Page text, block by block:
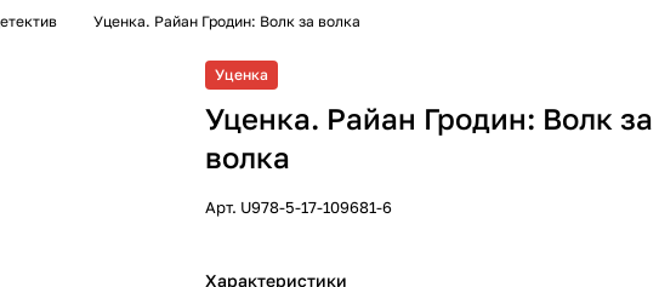
Уценка. Райан Гродин: Волк за волка
Уценка
Уценка. Райан Гродин: Волк за
волка
Арт. U978-5-17-109681-6
Характеристики